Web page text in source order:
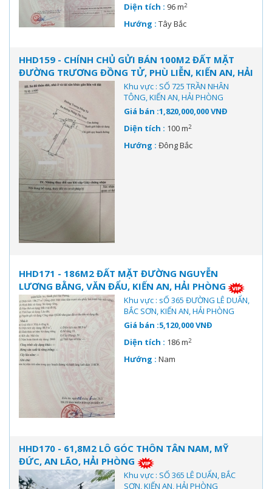
Diện tích : 96 m2
Hướng : Tây Bắc
HHD159 - CHÍNH CHỦ GỬI BÁN 100M2 ĐẤT MẶT
ĐƯỜNG TRƯƠNG ĐỒNG TỬ, PHÙ LIỄN, KIẾN AN, HẢI
PHÒNG
Khu vực : SỐ 725 TRẦN NHÂN
TÔNG, KIẾN AN, HẢI PHÒNG
Giá bán :1,820,000,000 VNĐ
Diện tích : 100 m2
Hướng : Đông Bắc
HHD171 - 186M2 ĐẤT MẶT ĐƯỜNG NGUYỄN
LƯƠNG BẰNG, VĂN ĐẨU, KIẾN AN, HẢI PHÒNG
Khu vực : sỐ 365 ĐƯỜNG LÊ DUẨN,
BẮC SƠN, KIẾN AN, HẢI PHÒNG
Giá bán :5,120,000 VNĐ
Diện tích : 186 m2
Hướng : Nam
HHD170 - 61,8M2 LÔ GÓC THÔN TÂN NAM, MỸ
ĐỨC, AN LÃO, HẢI PHÒNG
Khu vực : SỐ 365 LÊ DUẨN, BẮC
SƠN, KIẾN AN, HẢI PHÒNG